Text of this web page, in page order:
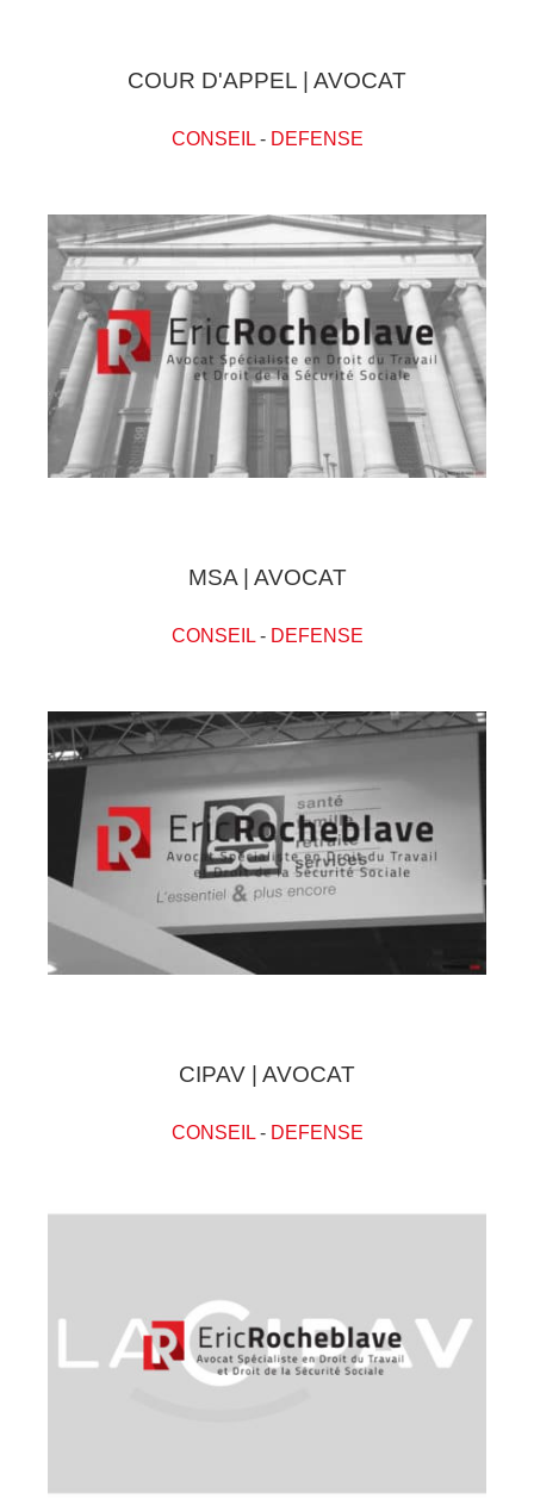
COUR D'APPEL | AVOCAT
CONSEIL- DEFENSE
MSA | AVOCAT
CONSEIL- DEFENSE
CIPAV | AVOCAT
CONSEIL- DEFENSE